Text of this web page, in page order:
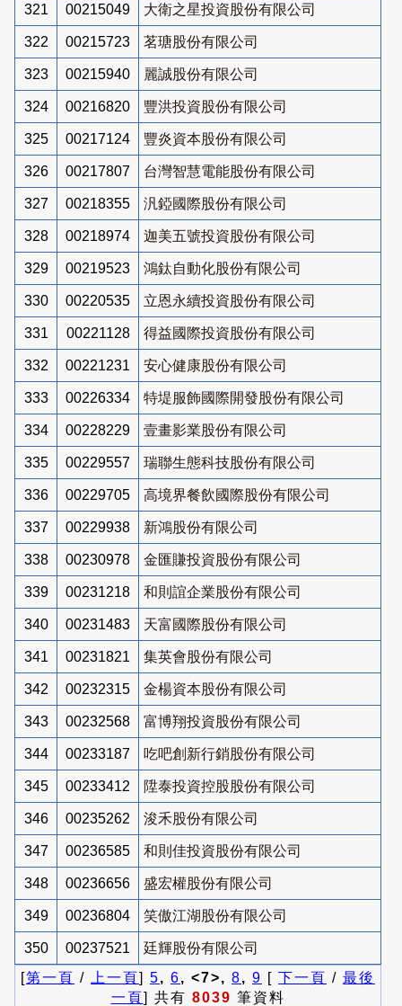
321 00215049 大衛之星投資股份有限公司
322 00215723 茗瑭股份有限公司
323 00215940 麗誠股份有限公司
324 00216820 豐洪投資股份有限公司
325 00217124 豐炎資本股份有限公司
326 00217807 台灣智慧電能股份有限公司
327 00218355 汎錏國際股份有限公司
328 00218974 迦美五號投資股份有限公司
329 00219523 鴻鈦自動化股份有限公司
330 00220535 立恩永續投資股份有限公司
331 00221128 得益國際投資股份有限公司
332 00221231 安心健康股份有限公司
333 00226334 特堤服飾國際開發股份有限公司
334 00228229 壹畫影業股份有限公司
335 00229557 瑞聯生態科技股份有限公司
336 00229705 高境界餐飲國際股份有限公司
337 00229938 新鴻股份有限公司
338 00230978 金匯賺投資股份有限公司
339 00231218 和則誼企業股份有限公司
340 00231483 天富國際股份有限公司
341 00231821 集英會股份有限公司
342 00232315 金楊資本股份有限公司
343 00232568 富博翔投資股份有限公司
344 00233187 吃吧創新行銷股份有限公司
345 00233412 陞泰投資控股股份有限公司
346 00235262 浚禾股份有限公司
347 00236585 和則佳投資股份有限公司
348 00236656 盛宏權股份有限公司
349 00236804 笑傲江湖股份有限公司
350 00237521
廷輝股份有限公司
[第一頁 / 上一頁] 5, 6, <7>, 8, 9 [ 下一頁 / 最後
一頁] 共有 8039 筆資料